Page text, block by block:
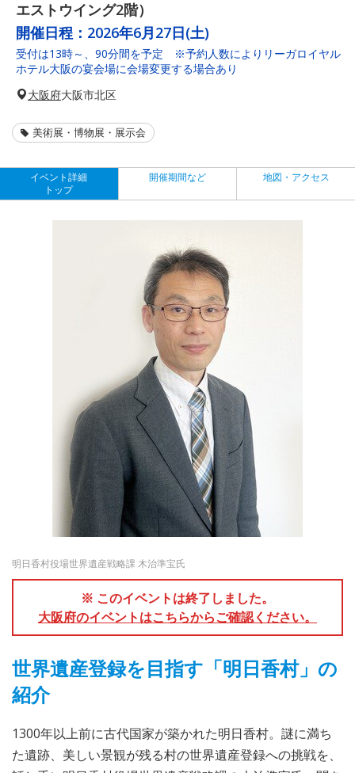
エストウイング2階）
開催日程： 2026年6月27日(土)
受付は13時～、90分間を予定 ※予約人数によりリーガロイヤル
ホテル大阪の宴会場に会場変更する場合あり
大阪府大阪市北区
美術展・博物展・展示会
イベント詳細
トップ
開催期間など 地図・アクセス
明日香村役場世界遺産戦略課 木治準宝氏
※ このイベントは終了しました。
大阪府のイベントはこちらからご確認ください。
世界遺産登録を目指す「明日香村」の
紹介
1300年以上前に古代国家が築かれた明日香村。謎に満ち
た遺跡、美しい景観が残る村の世界遺産登録への挑戦を、